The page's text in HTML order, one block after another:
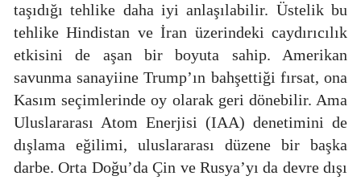
taşıdığı tehlike daha iyi anlaşılabilir. Üstelik bu
tehlike Hindistan ve İran üzerindeki caydırıcılık
etkisini de aşan bir boyuta sahip. Amerikan
savunma sanayiine Trump’ın bahşettiği fırsat, ona
Kasım seçimlerinde oy olarak geri dönebilir. Ama
Uluslararası Atom Enerjisi (IAA) denetimini de
dışlama eğilimi, uluslararası düzene bir başka
darbe. Orta Doğu’da Çin ve Rusya’yı da devre dışı